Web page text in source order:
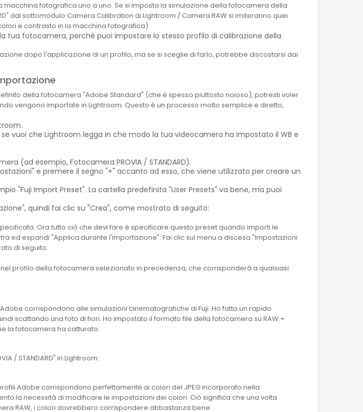
fotografica uno a uno. Se si imposta la simulazione della fotocamera della
dal sottomodulo Camera Calibration di Lightroom / Camera RAW si imiteranno quei
e contrasto in la macchina fotografica).
tua fotocamera, perché puoi impostare lo stesso profilo di calibrazione della
dopo l'applicazione di un profilo, ma se si sceglie di farlo, potrebbe discostarsi dai
della fotocamera "Adobe Standard" (che è spesso piuttosto noioso), potresti voler
vengono importate in Lightroom. Questo è un processo molto semplice e diretto,
vuoi che Lightroom legga in che modo la tua videocamera ha impostato il WB e
(ad esempio, Fotocamera PROVIA / STANDARD).
e premere il segno "+" accanto ad esso, che viene utilizzato per creare un
"Fuji Import Preset". La cartella predefinita "User Presets" va bene, ma puoi
quindi fai clic su "Crea", come mostrato di seguito:
Ora tutto ciò che devi fare è specificare questo preset quando importi le
ed espandi "Applica durante l'importazione". Fai clic sul menu a discesa "Impostazioni
di seguito:
profilo della fotocamera selezionato in precedenza, che corrisponderà a qualsiasi
corrispondono alle simulazioni cinematografiche di Fuji. Ho fatto un rapido
scattando una foto di fiori. Ho impostato il formato file della fotocamera su RAW +
la fotocamera ha catturato:
/ STANDARD" in Lightroom:
Adobe corrispondono perfettamente ai colori del JPEG incorporato nella
la necessità di modificare le impostazioni dei colori. Ciò significa che una volta
RAW, i colori dovrebbero corrispondere abbastanza bene.